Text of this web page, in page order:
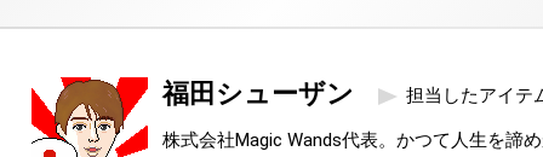
福田シューザン 担当したアイテ
株式会社Magic Wands代表。かつて人生を諦